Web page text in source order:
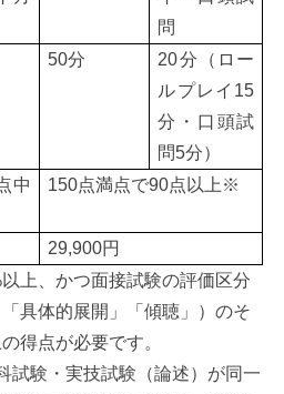
問
50分
20分（ロー
ルプレイ15
分・口頭試
問5分）
中
150点満点で90点以上※
29,900円
上、かつ面接試験の評価区分
具体的展開」「傾聴」）のそ
得点が必要です。
試験・実技試験（論述）が同一